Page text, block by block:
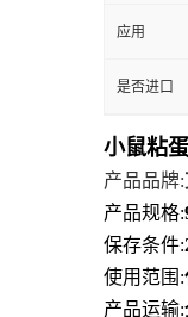
应用
是否进口
小鼠粘
产品品牌:
产品规格:
保存条件:
使用范围 :
产品运输: